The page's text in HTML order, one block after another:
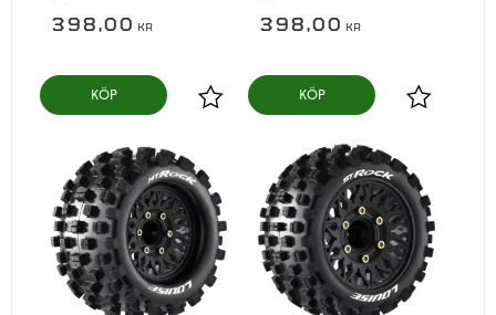
398,00 KR
Lägg till i favoriter
KÖP
398,00 KR
Lägg till i
KÖP